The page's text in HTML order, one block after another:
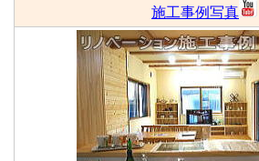
施工事例写真